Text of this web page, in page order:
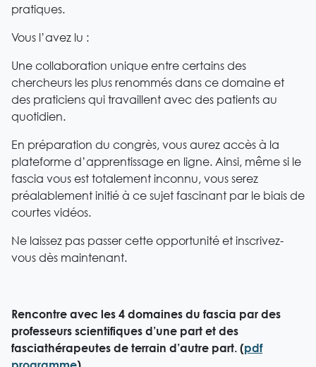
pratiques.
Vous l’avez lu :
Une collaboration unique entre certains des
chercheurs les plus renommés dans ce domaine et
des praticiens qui travaillent avec des patients au
quotidien.
En préparation du congrès, vous aurez accès à la
plateforme d’apprentissage en ligne. Ainsi, même si le
fascia vous est totalement inconnu, vous serez
préalablement initié à ce sujet fascinant par le biais de
courtes vidéos.
Ne laissez pas passer cette opportunité et inscrivez-
vous dès maintenant.
Rencontre avec les 4 domaines du fascia par des
professeurs scientifiques d’une part et des
fasciathérapeutes de terrain d’autre part. (pdf